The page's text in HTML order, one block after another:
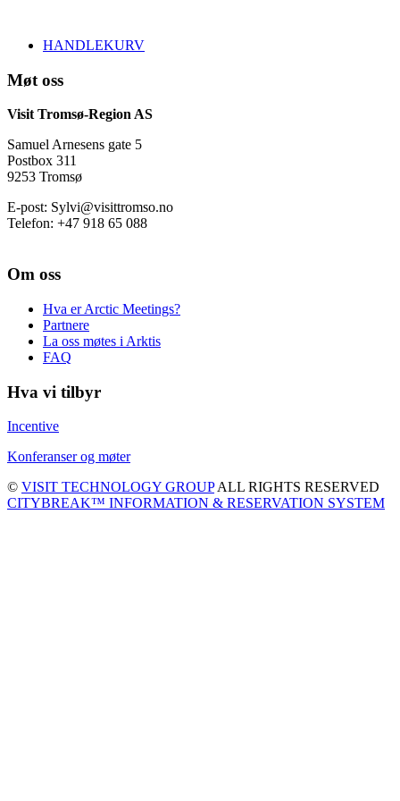
HANDLEKURV
Møt oss
Visit Tromsø-Region AS
Samuel Arnesens gate 5
Postbox 311
9253 Tromsø
E-post: Sylvi@visittromso.no
Telefon: +47 918 65 088
Om oss
Hva er Arctic Meetings?
Partnere
La oss møtes i Arktis
FAQ
Hva vi tilbyr
Incentive
Konferanser og møter
© VISIT TECHNOLOGY GROUPALL RIGHTS RESERVED
CITYBREAK™ INFORMATION & RESERVATION SYSTEM